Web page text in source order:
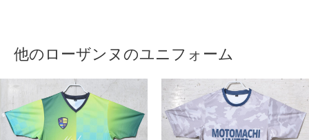
他のローザンヌのユニフォーム